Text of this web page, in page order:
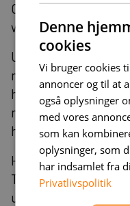
Onboarding-tid for
vigtig indikator.
Udviklere som
medejere af
hele staben
med os. Vores
hvor du er.
Har du brug for
TypeScript i jeres
udvikler
Denne
cookies
Vi bruger cookies
annoncer og til at
også oplysninger
med vores
som kan
oplysninger, som
har indsamlet fra
Privatlivspolitik